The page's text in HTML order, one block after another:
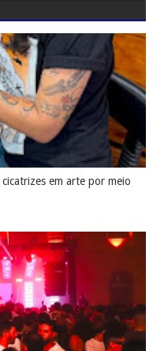
em arte por meio